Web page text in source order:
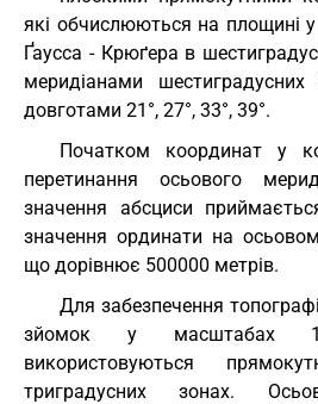
які обчислюються на площині у
Ґаусса - Крюґера в
меридіанами
довготами 21°, 27°, 33°, 39°.
Початком координат у
перетинання осьового
значення абсциси
значення ординати на
що дорівнює 500000 метрів.
Для забезпечення
зйомок у масштабах
використовуються
триградусних зонах.